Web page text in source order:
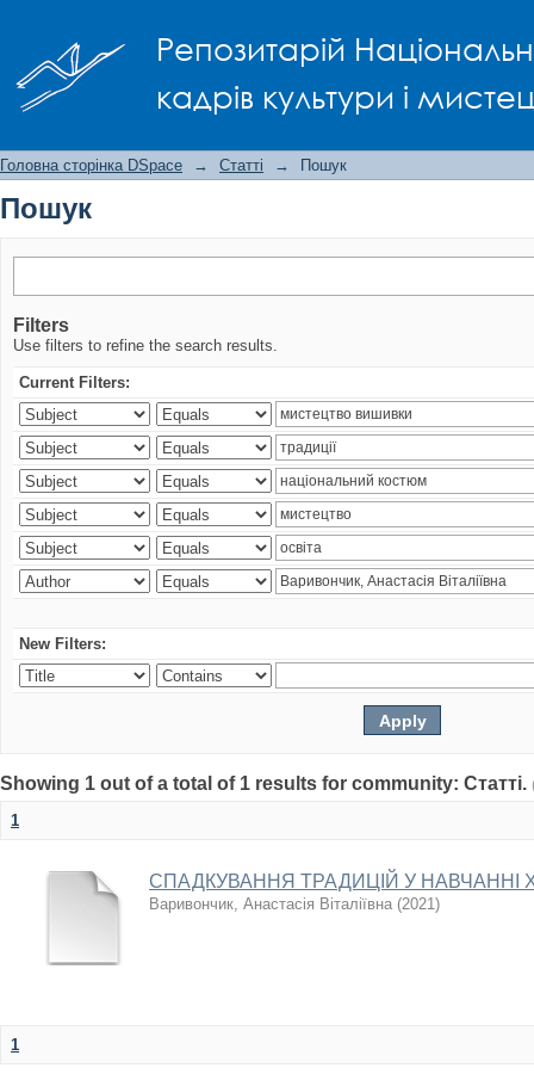
Репозитарій
кадрів культури і
Головна сторінка DSpace → Статті → Пошук
Пошук
Filters
Use filters to refine the search results.
Current Filters:
New Filters:
Showing 1 out of a total of 1 results for community: Статті.
1
СПАДКУВАННЯ ТРАДИЦІЙ У НАВЧАННІ
Варивончик, Анастасія Віталіївна (2021)
1